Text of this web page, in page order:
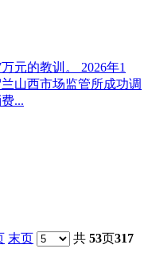
元的教训。 2026年1
山西市场监管所成功调
...
末页 共 53页317